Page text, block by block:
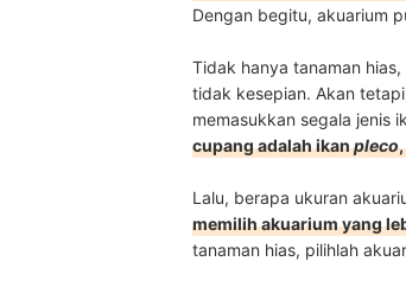
Dengan begitu, akuarium
Tidak hanya tanaman
tidak kesepian. Akan
memasukkan segala jenis
cupang adalah ikanpleco,
Lalu, berapa ukuran
memilih akuarium yang
tanaman hias, pilihlah